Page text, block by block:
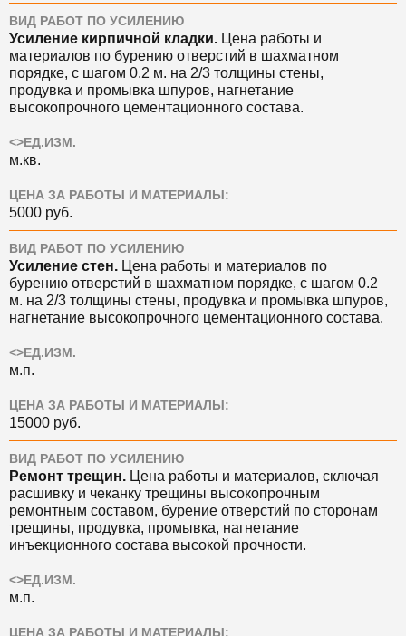
ВИД РАБОТ ПО УСИЛЕНИЮ
Усиление кирпичной кладки. Цена работы и
материалов по бурению отверстий в шахматном
порядке, с шагом 0.2 м. на 2/3 толщины стены,
продувка и промывка шпуров, нагнетание
высокопрочного цементационного состава.
<>ЕД.ИЗМ.
м.кв.
ЦЕНА ЗА РАБОТЫ И МАТЕРИАЛЫ:
5000 руб.
ВИД РАБОТ ПО УСИЛЕНИЮ
Усиление стен. Цена работы и материалов по
бурению отверстий в шахматном порядке, с шагом 0.2
м. на 2/3 толщины стены, продувка и промывка шпуров,
нагнетание высокопрочного цементационного состава.
<>ЕД.ИЗМ.
м.п.
ЦЕНА ЗА РАБОТЫ И МАТЕРИАЛЫ:
15000 руб.
ВИД РАБОТ ПО УСИЛЕНИЮ
Ремонт трещин. Цена работы и материалов, сключая
расшивку и чеканку трещины высокопрочным
ремонтным составом, бурение отверстий по сторонам
трещины, продувка, промывка, нагнетание
инъекционного состава высокой прочности.
<>ЕД.ИЗМ.
м.п.
ЦЕНА ЗА РАБОТЫ И МАТЕРИАЛЫ: